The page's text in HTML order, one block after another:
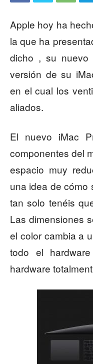
Apple hoy ha
la que ha
dicho , su
versión de su
en el cual los
aliados.
El nuevo iMac
componentes del
espacio muy
una idea de cómo
tan solo tenéis
Las dimensiones
el color cambia a
todo el
hardware